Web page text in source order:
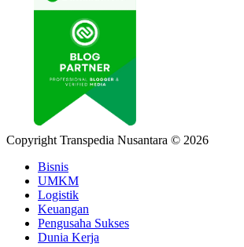
Copyright Transpedia Nusantara © 2026
Bisnis
UMKM
Logistik
Keuangan
Pengusaha Sukses
Dunia Kerja